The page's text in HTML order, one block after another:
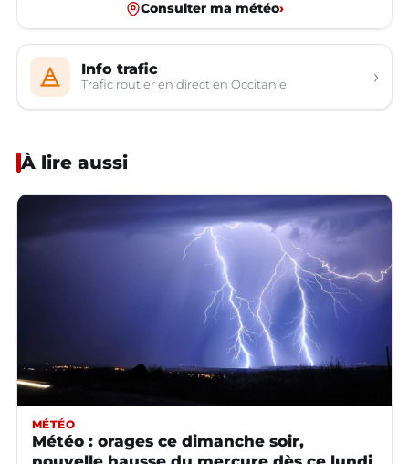
Consulter ma météo›
Info trafic
Trafic routier en direct en Occitanie ›
À lire aussi
MÉTÉO
Météo : orages ce dimanche soir,